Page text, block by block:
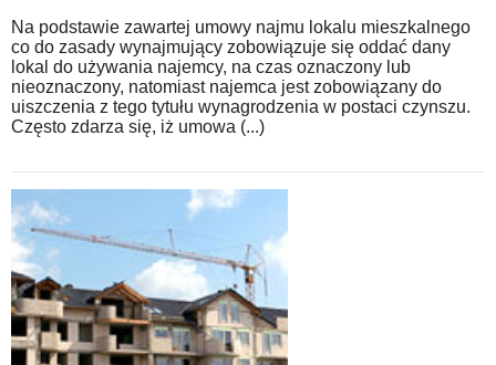
Na podstawie zawartej umowy najmu lokalu mieszkalnego
co do zasady wynajmujący zobowiązuje się oddać dany
lokal do używania najemcy, na czas oznaczony lub
nieoznaczony, natomiast najemca jest zobowiązany do
uiszczenia z tego tytułu wynagrodzenia w postaci czynszu.
Często zdarza się, iż umowa (...)